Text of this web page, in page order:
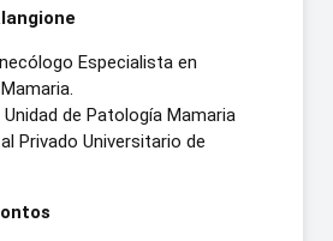
Especialista en
de Patología Mamaria
Privado Universitario de